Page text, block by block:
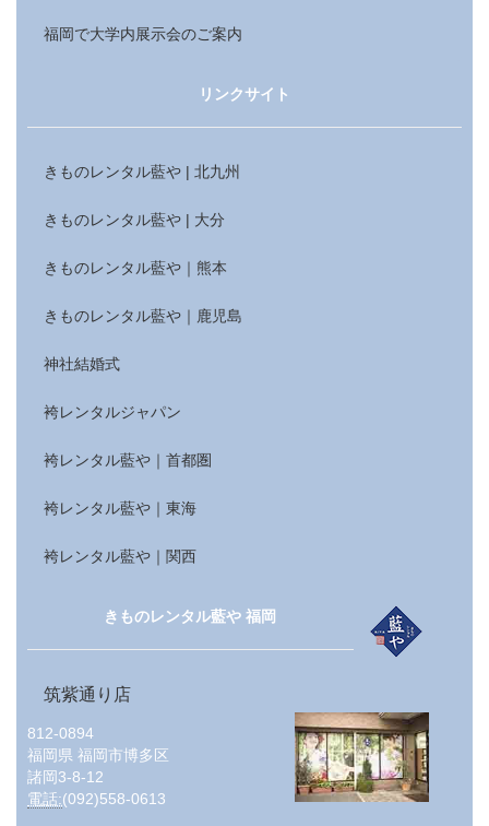
福岡で大学内展示会のご案内
リンクサイト
きものレンタル藍や | 北九州
きものレンタル藍や | 大分
きものレンタル藍や｜熊本
きものレンタル藍や｜鹿児島
神社結婚式
袴レンタルジャパン
袴レンタル藍や｜首都圏
袴レンタル藍や｜東海
袴レンタル藍や｜関西
きものレンタル藍や 福岡
筑紫通り店
812-0894
福岡県 福岡市博多区
諸岡3-8-12
電話:(092)558-0613